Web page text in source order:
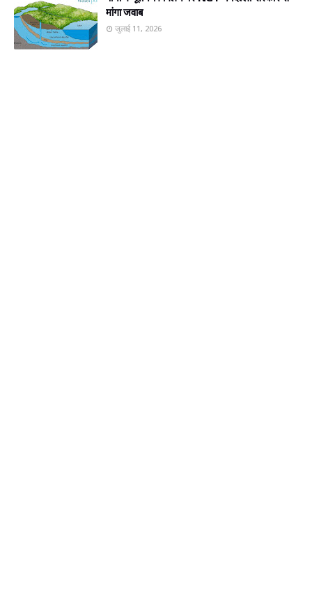
मांगा जवाब
जुलाई 11, 2026